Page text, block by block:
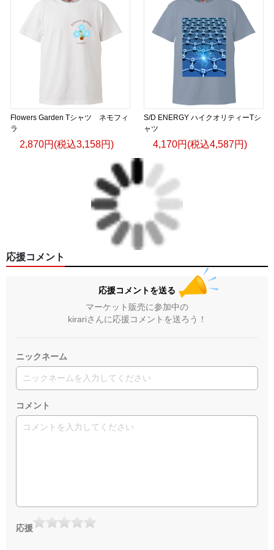
Flowers Garden Tシャツ ネモフィ
ラ
2,870円(税込3,158円)
S/D ENERGY ハイクオリティーTシ
ャツ
4,170円(税込4,587円)
応援コメント
応援コメントを送る
マーケット販売に参加中の
kirariさんに応援コメントを送ろう！
ニックネーム
コメント
応援